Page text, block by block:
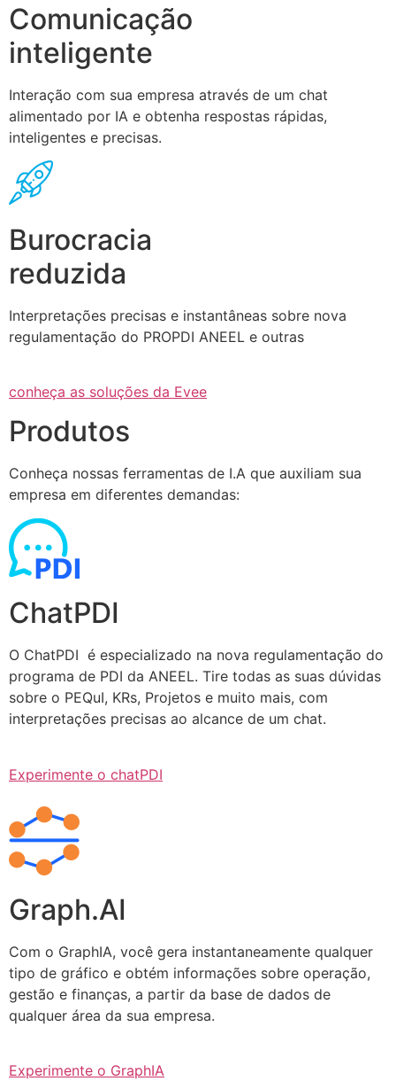
Comunicação
inteligente
Interação com sua empresa através de um chat
alimentado por IA e obtenha respostas rápidas,
inteligentes e precisas.
Burocracia
reduzida
Interpretações precisas e instantâneas sobre nova
regulamentação do PROPDI ANEEL e outras
conheça as soluções da Evee
Produtos
Conheça nossas ferramentas de I.A que auxiliam sua
empresa em diferentes demandas:
ChatPDI
O ChatPDI é especializado na nova regulamentação do
programa de PDI da ANEEL. Tire todas as suas dúvidas
sobre o PEQuI, KRs, Projetos e muito mais, com
interpretações precisas ao alcance de um chat.
Experimente o chatPDI
Graph.AI
Com o GraphIA, você gera instantaneamente qualquer
tipo de gráfico e obtém informações sobre operação,
gestão e finanças, a partir da base de dados de
qualquer área da sua empresa.
Experimente o GraphIA